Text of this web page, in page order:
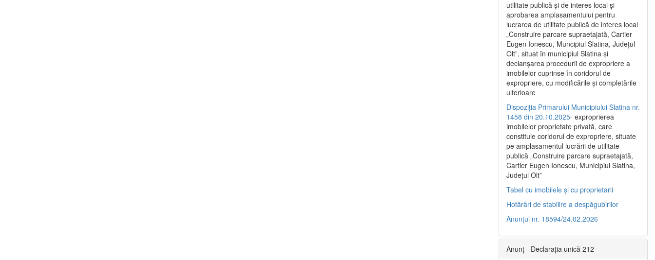
utilitate publică şi de interes local şi
aprobarea amplasamentului pentru
lucrarea de utilitate publică de interes local
„Construire parcare supraetajată, Cartier
Eugen Ionescu, Muncipiul Slatina, Judeţul
Olt”, situat în municipiul Slatina şi
declanşarea procedurii de expropriere a
imobilelor cuprinse în coridorul de
expropriere, cu modificările şi completările
ulterioare
Dispoziția Primarului Municipiului Slatina nr.
1458 din 20.10.2025- exproprierea
imobilelor proprietate privată, care
constituie coridorul de expropriere, situate
pe amplasamentul lucrării de utilitate
publică „Construire parcare supraetajată,
Cartier Eugen Ionescu, Municipiul Slatina,
Județul Olt”
Tabel cu imobilele și cu proprietarii
Hotărâri de stabilire a despăgubirilor
Anunțul nr. 18594/24.02.2026
Anunț - Declarația unică 212